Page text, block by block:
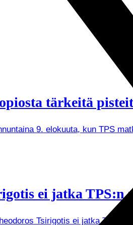
tärkeitä
9. elokuuta, kun TPS
ei jatka TPS:n
Tsirigotis ei jatka Turun